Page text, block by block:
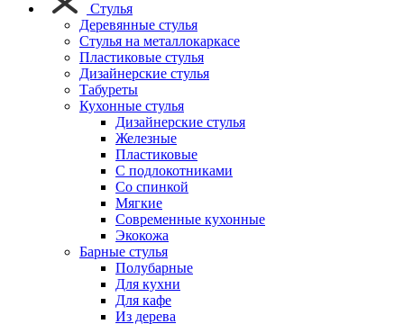
Стулья
Деревянные стулья
Стулья на металлокаркасе
Пластиковые стулья
Дизайнерские стулья
Табуреты
Кухонные стулья
Дизайнерские стулья
Железные
Пластиковые
С подлокотниками
Со спинкой
Мягкие
Современные кухонные
Экокожа
Барные стулья
Полубарные
Для кухни
Для кафе
Из дерева